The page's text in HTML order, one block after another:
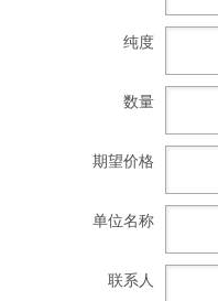
纯度
数量
期望价格
单位名称
联系人